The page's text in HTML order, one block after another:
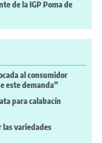
de la IGP Poma de
al consumidor
este demanda”
para calabacín
las variedades